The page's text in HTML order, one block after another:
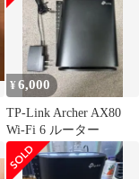
¥6,000
TP-Link Archer AX80
Wi-Fi 6 ルーター